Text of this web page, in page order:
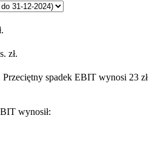
zł.
Przeciętny spadek EBIT wynosi 23 zł
wynosił: